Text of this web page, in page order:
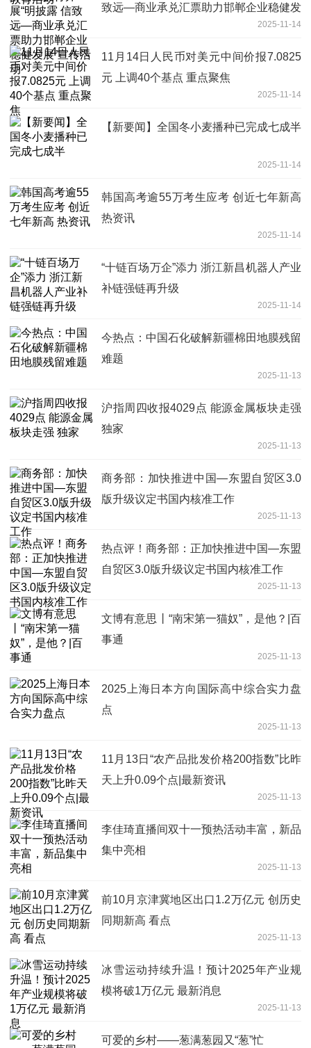
致远—商业承兑汇票助力邯郸企业稳健发
2025-11-14
11月14日人民币对美元中间价报7.0825
元 上调40个基点 重点聚焦
2025-11-14
【新要闻】全国冬小麦播种已完成七成半
2025-11-14
韩国高考逾55万考生应考 创近七年新高
热资讯
2025-11-14
“十链百场万企”添力 浙江新昌机器人产业
补链强链再升级
2025-11-14
今热点：中国石化破解新疆棉田地膜残留
难题
2025-11-13
沪指周四收报4029点 能源金属板块走强
独家
2025-11-13
商务部：加快推进中国—东盟自贸区3.0
版升级议定书国内核准工作
2025-11-13
热点评！商务部：正加快推进中国—东盟
自贸区3.0版升级议定书国内核准工作
2025-11-13
文博有意思丨“南宋第一猫奴”，是他？|百
事通
2025-11-13
2025上海日本方向国际高中综合实力盘
点
2025-11-13
11月13日“农产品批发价格200指数”比昨
天上升0.09个点|最新资讯
2025-11-13
李佳琦直播间双十一预热活动丰富，新品
集中亮相
2025-11-13
前10月京津冀地区出口1.2万亿元 创历史
同期新高 看点
2025-11-13
冰雪运动持续升温！预计2025年产业规
模将破1万亿元 最新消息
2025-11-13
可爱的乡村——葱满葱园又“葱”忙